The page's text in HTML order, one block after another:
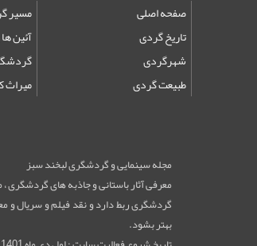
صفحه اصلی
تاریخ گردی
شهرگردی
طبیعت گردی
مسیر
آئین
میراث
مجله سینمایی و گردشگری لبخند سبز
معرفی آثار باستانی و جاذبه های گردشگری
گردشگری ربط دارد و نقد فیلم و سریال و
بهتر بشود.